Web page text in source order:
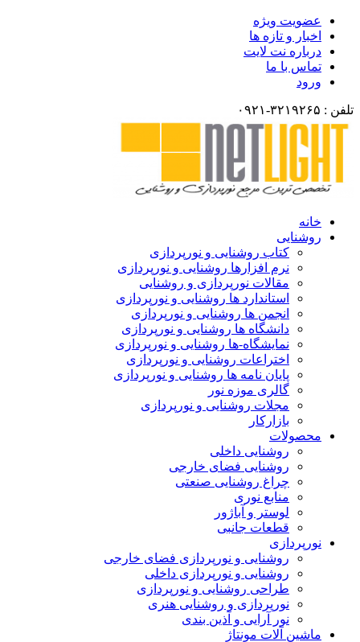
ویژه
و تازه ها
نت لایت
با ما
کتاب روشنایی و نورپردازی
نرم افزارها روشنایی و نورپردازی
مقالات نورپردازی و روشنایی
استاندارد ها روشنایی و نورپردازی
انجمن ها روشنایی و نورپردازی
دانشگاه ها روشنایی و نورپردازی
نمایشگاه-ها روشنایی و نورپردازی
اختراعات روشنایی و نورپردازی
پایان نامه ها روشنایی و نورپردازی
گالری موزه نور
مجلات روشنایی و نورپردازی
بازارکار
روشنایی داخلی
روشنایی فضای خارجی
چراغ روشنایی صنعتی
منابع نوری
لوستر و آباژور
قطعات جانبی
روشنایی و نورپردازی فضای خارجی
روشنایی و نورپردازی داخلی
طراحی روشنایی و نورپردازی
نورپردازی و روشنایی هنری
نور آرایی و آذین بندی
آلات مونتاژ